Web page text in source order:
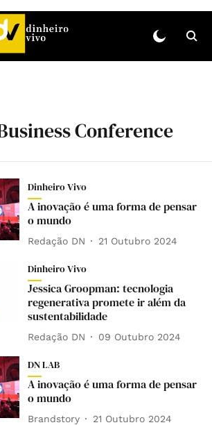
Conference
Dinheiro Vivo
A inovação é uma forma de pensar
o mundo
Redação DN 21 Outubro 2024
Dinheiro Vivo
Jessica Groopman: tecnologia
regenerativa promete ir além da
sustentabilidade
Redação DN 09 Outubro 2024
DN LAB
A inovação é uma forma de pensar
o mundo
Brandstory
21 Outubro 2024